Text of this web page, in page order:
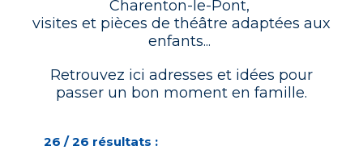
Charenton-le-Pont,
visites et pièces de théâtre adaptées aux
enfants...
Retrouvez ici adresses et idées pour
passer un bon moment en famille.
26 / 26 résultats :